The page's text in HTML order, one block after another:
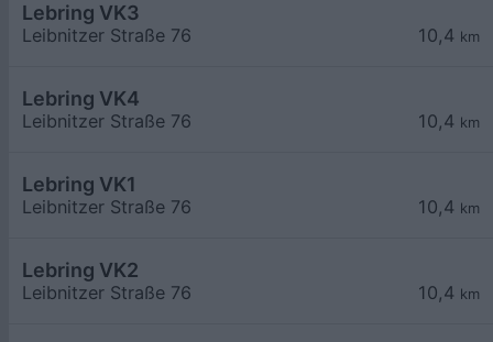
10,4 km
Lebring VK3
Leibnitzer Straße 76
10,4 km
Lebring VK4
Leibnitzer Straße 76
10,4 km
Lebring VK1
Leibnitzer Straße 76
10,4 km
Lebring VK2
Leibnitzer Straße 76